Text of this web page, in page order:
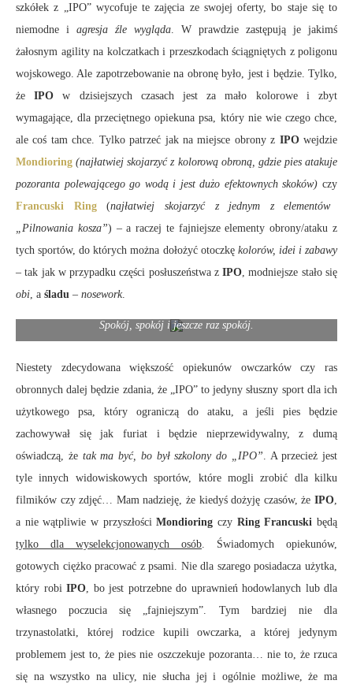
szkółek z „IPO” wycofuje te zajęcia ze swojej oferty, bo staje się to
niemodne i agresja źle wygląda . W prawdzie zastępują je jakimś
żałosnym agility na kolczatkach i przeszkodach ściągniętych z poligonu
wojskowego. Ale zapotrzebowanie na obronę było, jest i będzie. Tylko,
żeIPO w dzisiejszych czasach jest za mało kolorowe i zbyt
wymagające, dla przeciętnego opiekuna psa, który nie wie czego chce,
ale coś tam chce. Tylko patrzeć jak na miejsce obrony z IPOwejdzie
Mondioring (najłatwiej skojarzyć z kolorową obroną, gdzie pies atakuje
pozoranta polewającego go wodą i jest dużo efektownych skoków) czy
Francuski Ring(najłatwiej skojarzyć z jednym z elementów
„Pilnowania kosza”) – a raczej te fajniejsze elementy obrony/ataku z
tych sportów, do których można dołożyć otoczkę kolorów, idei i zabawy
– tak jak w przypadku części posłuszeństwa zIPO , modniejsze stało się
obi , a śladu – nosework.
Spokój, spokój i jeszcze raz spokój.
Niestety zdecydowana większość opiekunów owczarków czy ras
obronnych dalej będzie zdania, że „IPO” to jedyny słuszny sport dla ich
użytkowego psa, który ograniczą do ataku, a jeśli pies będzie
zachowywał się jak furiat i będzie nieprzewidywalny, z dumą
oświadczą, że tak ma być, bo był szkolony do „IPO” . A przecież jest
tyle innych widowiskowych sportów, które mogli zrobić dla kilku
filmików czy zdjęć… Mam nadzieję, że kiedyś dożyję czasów, że IPO
a nie wątpliwie w przyszłościMondioring czy Ring Francuski będą
tylko dla wyselekcjonowanych osób . Świadomych opiekunów,
gotowych ciężko pracować z psami. Nie dla szarego posiadacza użytka,
który robi IPO , bo jest potrzebne do uprawnień hodowlanych lub dla
własnego poczucia się „fajniejszym”. Tym bardziej nie dla
trzynastolatki, której rodzice kupili owczarka, a której jedynym
problemem jest to, że pies nie oszczekuje pozoranta… nie to, że rzuca
się na wszystko na ulicy, nie słucha jej i ogólnie możliwe, że ma